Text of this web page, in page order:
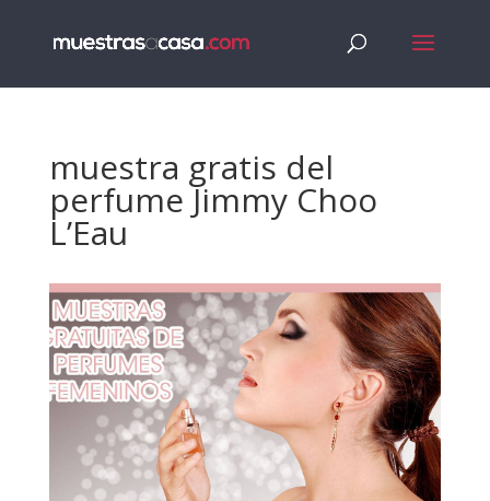
muestra gratis del
perfume Jimmy Choo
L’Eau